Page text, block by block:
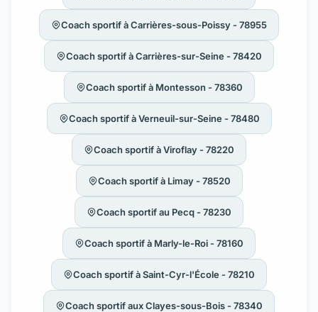
Coach sportif à Carrières-sous-Poissy - 78955
Coach sportif à Carrières-sur-Seine - 78420
Coach sportif à Montesson - 78360
Coach sportif à Verneuil-sur-Seine - 78480
Coach sportif à Viroflay - 78220
Coach sportif à Limay - 78520
Coach sportif au Pecq - 78230
Coach sportif à Marly-le-Roi - 78160
Coach sportif à Saint-Cyr-l'École - 78210
Coach sportif aux Clayes-sous-Bois - 78340